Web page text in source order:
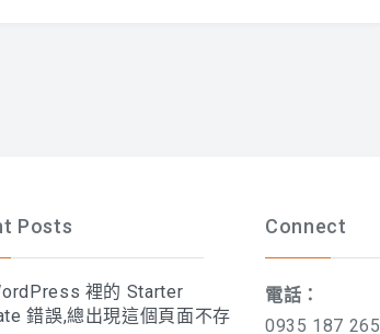
Posts
裡的 Starter
錯誤,總出現這個頁面不存
Connect
電話：
0935 187 265